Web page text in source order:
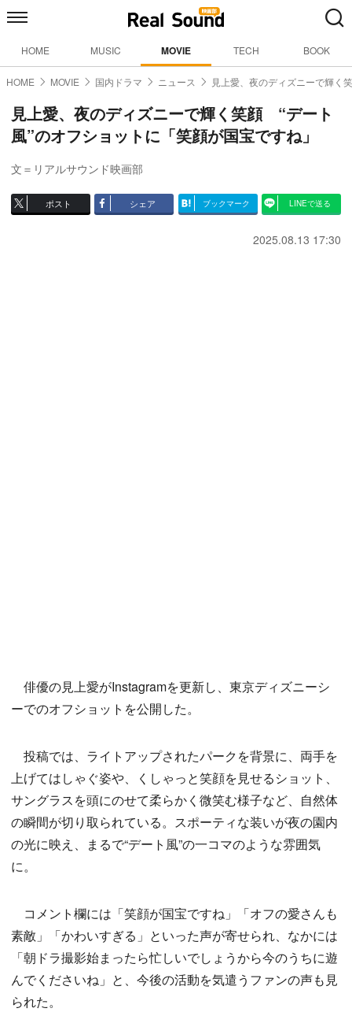
HOME MUSIC MOVIE TECH BOOK
HOME MOVIE 国内ドラマ ニュース 見上愛、夜のディズニーで輝く
見上愛、夜のディズニーで輝く笑顔 “デート
風”のオフショットに「笑顔が国宝ですね」
文＝リアルサウンド映画部
ポスト シェア ブックマーク LINEで送る
2025.08.13 17:30
俳優の見上愛がInstagramを更新し、東京ディズニーシ
ーでのオフショットを公開した。
投稿では、ライトアップされたパークを背景に、両手を
上げてはしゃぐ姿や、くしゃっと笑顔を見せるショット、
サングラスを頭にのせて柔らかく微笑む様子など、自然体
の瞬間が切り取られている。スポーティな装いが夜の園内
の光に映え、まるで“デート風”の一コマのような雰囲気
に。
コメント欄には「笑顔が国宝ですね」「オフの愛さんも
素敵」「かわいすぎる」といった声が寄せられ、なかには
「朝ドラ撮影始まったら忙しいでしょうから今のうちに遊
んでくださいね」と、今後の活動を気遣うファンの声も見
られた。